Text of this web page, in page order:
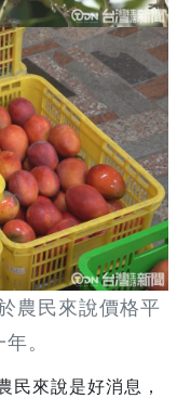
農民來說價格平
。
民來說是好消息，